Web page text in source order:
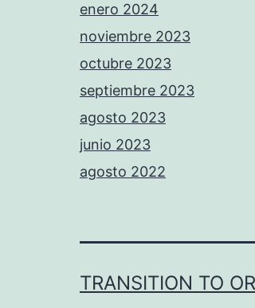
enero 2024
noviembre 2023
octubre 2023
septiembre 2023
agosto 2023
junio 2023
agosto 2022
TRANSITION TO